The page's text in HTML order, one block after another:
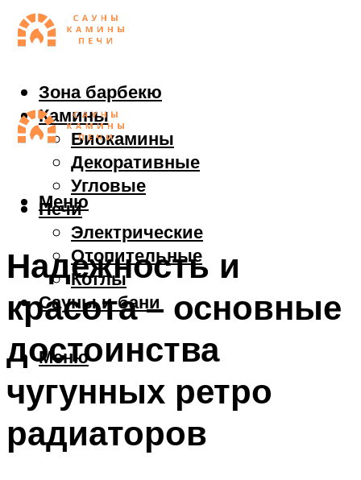
Зона барбекю
Камины
Биокамины
Декоративные
Угловые
Печи
Электрические
Отопительные
Котлы
Сауны и бани
Меню
Меню
Надежность и
красота – основные
достоинства
чугунных ретро
радиаторов